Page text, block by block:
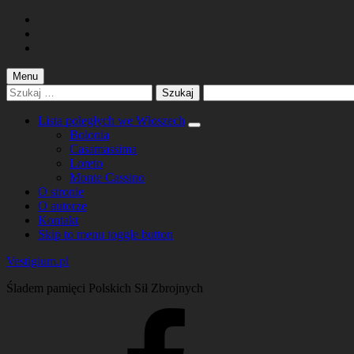
content
footer
Menu
Szukaj:
Lista poległych we Włoszech
Bolonia
Casamassima
Loreto
Monte Cassino
O stronie
O autorze
Kontakt
Skip to menu toggle button
Vestigium.pl
Śladem pamięci Polskich Sił Zbrojnych